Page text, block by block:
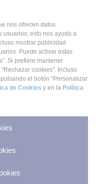
nos ofrecen datos
usuarios; esto nos ayuda a
mostrar publicidad
Puede activar estas
Si prefiere mantener
cookies”. Incluso
el botón “Personalizar
de Cookies y en la Política
(España)